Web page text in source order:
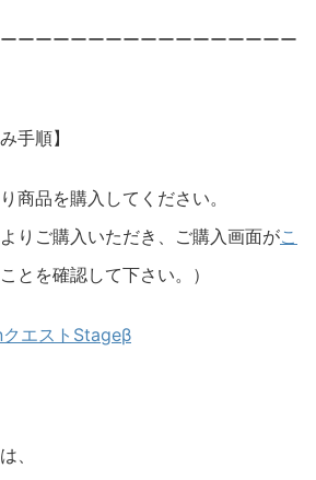
ーーーーーーーーーーーーーーーー
手順】
商品を購入してください。
りご購入いただき、ご購入画面がこ
とを確認して下さい。）
クエストStageβ
、